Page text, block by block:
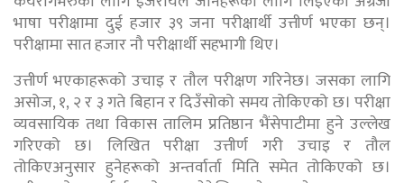
भाषा परीक्षामा दुई हजार ३९ जना परीक्षार्थी उत्तीर्ण भएका छन्।
परीक्षामा सात हजार नौ परीक्षार्थी सहभागी थिए।
उत्तीर्ण भएकाहरूको उचाइ र तौल परीक्षण गरिनेछ। जसका लागि
असोज, १, २ र ३ गते बिहान र दिउँसोको समय तोकिएको छ। परीक्षा
व्यवसायिक तथा विकास तालिम प्रतिष्ठान भैंसेपाटीमा हुने उल्लेख
गरिएको छ। लिखित परीक्षा उत्तीर्ण गरी उचाइ र तौल
तोकिएअनुसार हुनेहरूको अन्तर्वार्ता मिति समेत तोकिएको छ।